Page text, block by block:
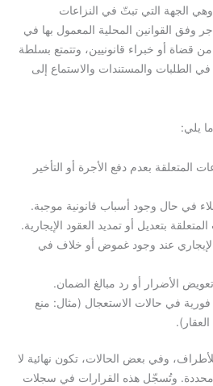
الجهة التي تبتّ في النزاعات
وفق القوانين المحلية المعمول بها في
قضاة أو خبراء قانونيين، وتتمتع بسلطة
الطلبات والمستندات والاستماع إلى
يلي:
المتعلقة بعدم دفع الأجرة أو التأخير
في حال وجود أسباب قانونية موجبة.
بتعديل أو تمديد العقود الإيجارية.
الإيجاري عند وجود غموض أو خلاف في
الأضرار أو رد مبالغ الضمان.
فورية في حالات الاستعجال (مثال: منع
وفي بعض الحالات، تكون نهائية لا
وتُسجّل هذه القرارات في سجلات